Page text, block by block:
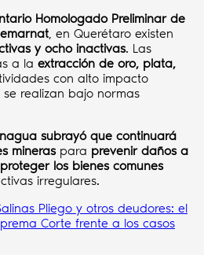
Homologado Preliminar de
, en Querétaro existen
y ocho inactivas. Las
a la extracción de oro, plata,
con alto impacto
realizan bajo normas
subrayó que continuará
mineraspara prevenir daños a
los bienes comunes
irregulares.
Pliego y otros deudores: el
Corte frente a los casos